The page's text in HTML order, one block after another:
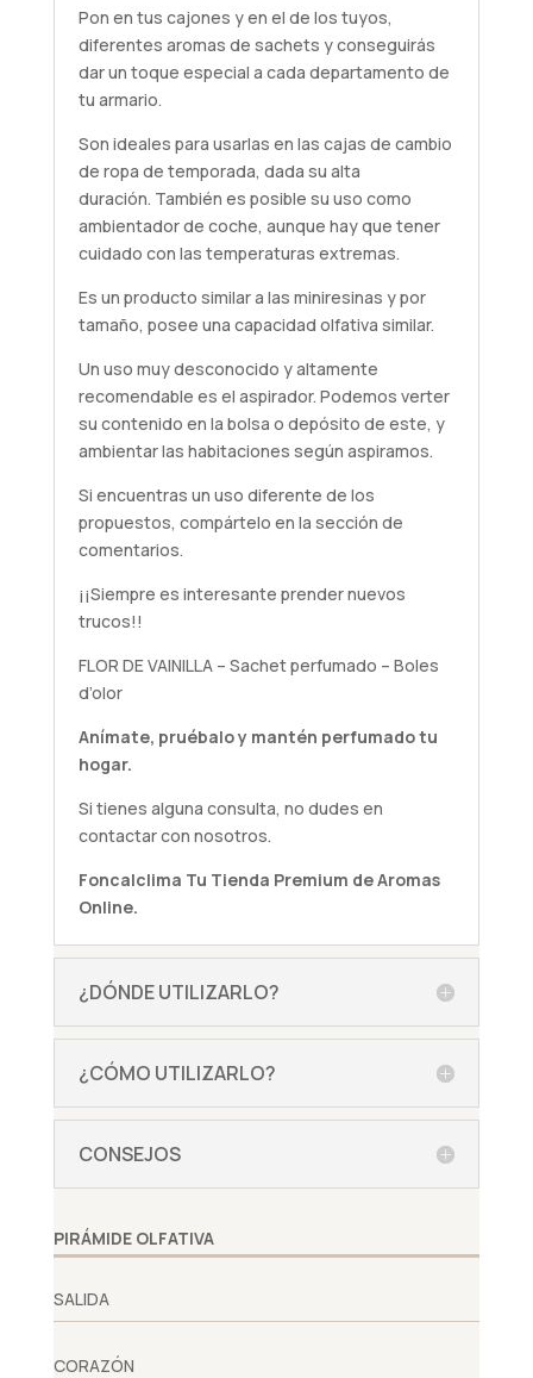
Pon en tus cajones y en el de los tuyos,
diferentes aromas de sachets y conseguirás
dar un toque especial a cada departamento de
tu armario.
Son ideales para usarlas en las cajas de cambio
de ropa de temporada, dada su alta
duración. También es posible su uso como
ambientador de coche, aunque hay que tener
cuidado con las temperaturas extremas.
Es un producto similar a las miniresinas y por
tamaño, posee una capacidad olfativa similar.
Un uso muy desconocido y altamente
recomendable es el aspirador. Podemos verter
su contenido en la bolsa o depósito de este, y
ambientar las habitaciones según aspiramos.
Si encuentras un uso diferente de los
propuestos, compártelo en la sección de
comentarios.
¡¡Siempre es interesante prender nuevos
trucos!!
FLOR DE VAINILLA – Sachet perfumado – Boles
d’olor
Anímate, pruébaloy mantén perfumado tu
hogar.
Si tienes alguna consulta, no dudes en
contactar con nosotros.
Foncalclima Tu Tienda Premium de Aromas
Online.
¿DÓNDE UTILIZARLO?
¿CÓMO UTILIZARLO?
CONSEJOS
PIRÁMIDE OLFATIVA
SALIDA
CORAZÓN